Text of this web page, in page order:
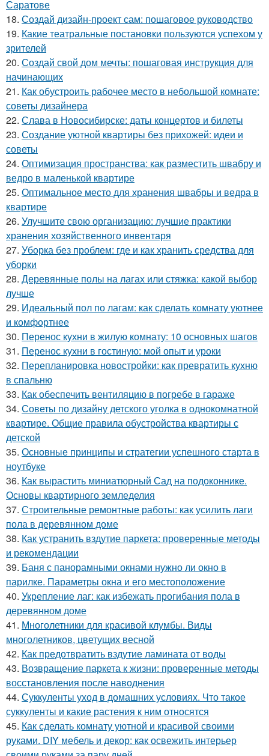
Саратове
18. Создай дизайн-проект сам: пошаговое руководство
19. Какие театральные постановки пользуются успехом у
зрителей
20. Создай свой дом мечты: пошаговая инструкция для
начинающих
21. Как обустроить рабочее место в небольшой комнате:
советы дизайнера
22. Слава в Новосибирске: даты концертов и билеты
23. Создание уютной квартиры без прихожей: идеи и
советы
24. Оптимизация пространства: как разместить швабру и
ведро в маленькой квартире
25. Оптимальное место для хранения швабры и ведра в
квартире
26. Улучшите свою организацию: лучшие практики
хранения хозяйственного инвентаря
27. Уборка без проблем: где и как хранить средства для
уборки
28. Деревянные полы на лагах или стяжка: какой выбор
лучше
29. Идеальный пол по лагам: как сделать комнату уютнее
и комфортнее
30. Перенос кухни в жилую комнату: 10 основных шагов
31. Перенос кухни в гостиную: мой опыт и уроки
32. Перепланировка новостройки: как превратить кухню
в спальню
33. Как обеспечить вентиляцию в погребе в гараже
34. Советы по дизайну детского уголка в однокомнатной
квартире. Общие правила обустройства квартиры с
детской
35. Основные принципы и стратегии успешного старта в
ноутбуке
36. Как вырастить миниатюрный Сад на подоконнике.
Основы квартирного земледелия
37. Строительные ремонтные работы: как усилить лаги
пола в деревянном доме
38. Как устранить вздутие паркета: проверенные методы
и рекомендации
39. Баня с панорамными окнами нужно ли окно в
парилке. Параметры окна и его местоположение
40. Укрепление лаг: как избежать прогибания пола в
деревянном доме
41. Многолетники для красивой клумбы. Виды
многолетников, цветущих весной
42. Как предотвратить вздутие ламината от воды
43. Возвращение паркета к жизни: проверенные методы
восстановления после наводнения
44. Суккуленты уход в домашних условиях. Что такое
суккуленты и какие растения к ним относятся
45. Как сделать комнату уютной и красивой своими
руками. DIY мебель и декор: как освежить интерьер